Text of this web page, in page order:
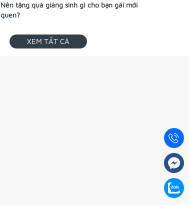
Nên tặng quà giáng sinh gì cho bạn gái mới
quen?
XEM TẤT CẢ